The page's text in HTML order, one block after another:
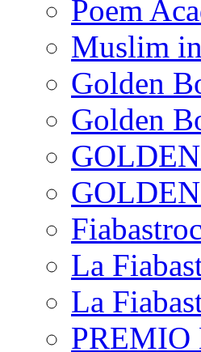
Poem
Muslim
Golden
Golden
La
La